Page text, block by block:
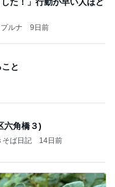
ルナ 9日前
と
六角橋３)
そば日記 14日前